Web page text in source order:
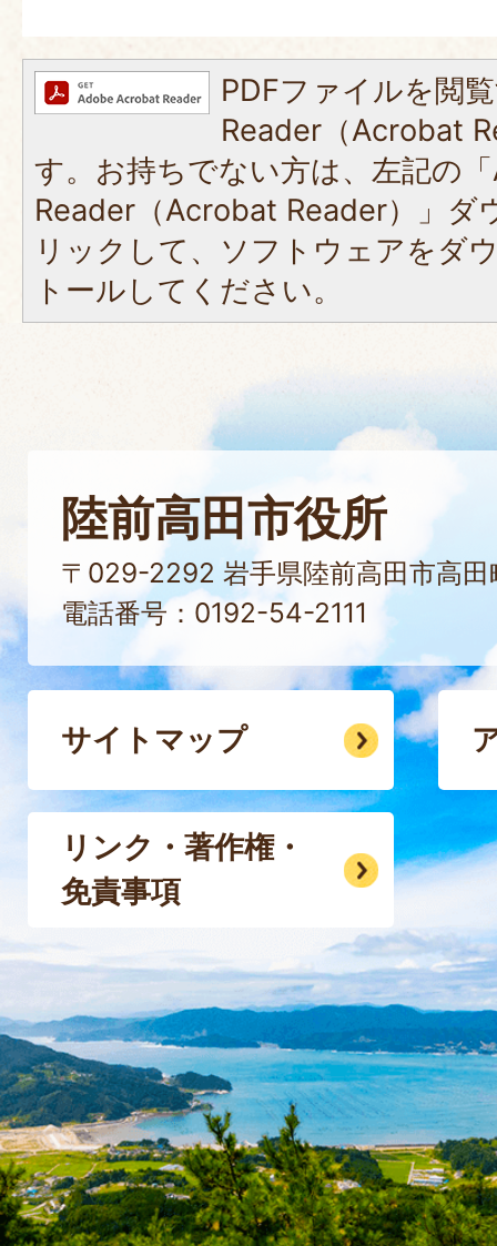
PDFファイルを閲
Reader（Acrobat
す。お持ちでない方は、左記の
Reader（Acrobat Reader）」ダ
リックして、ソフトウェアをダ
トールしてください。
陸前高田市役所
〒029-2292 岩手県陸前高田市高田
電話番号：0192-54-2111
サイトマップ
リンク・著作権・
免責事項